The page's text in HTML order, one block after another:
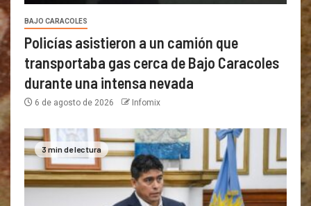
BAJO CARACOLES
Policías asistieron a un camión que
transportaba gas cerca de Bajo Caracoles
durante una intensa nevada
6 de agosto de 2026 Infomix
3 min de lectura